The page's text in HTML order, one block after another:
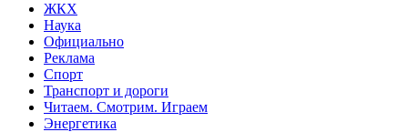
ЖКХ
Наука
Официально
Реклама
Спорт
Транспорт и дороги
Читаем. Смотрим. Играем
Энергетика